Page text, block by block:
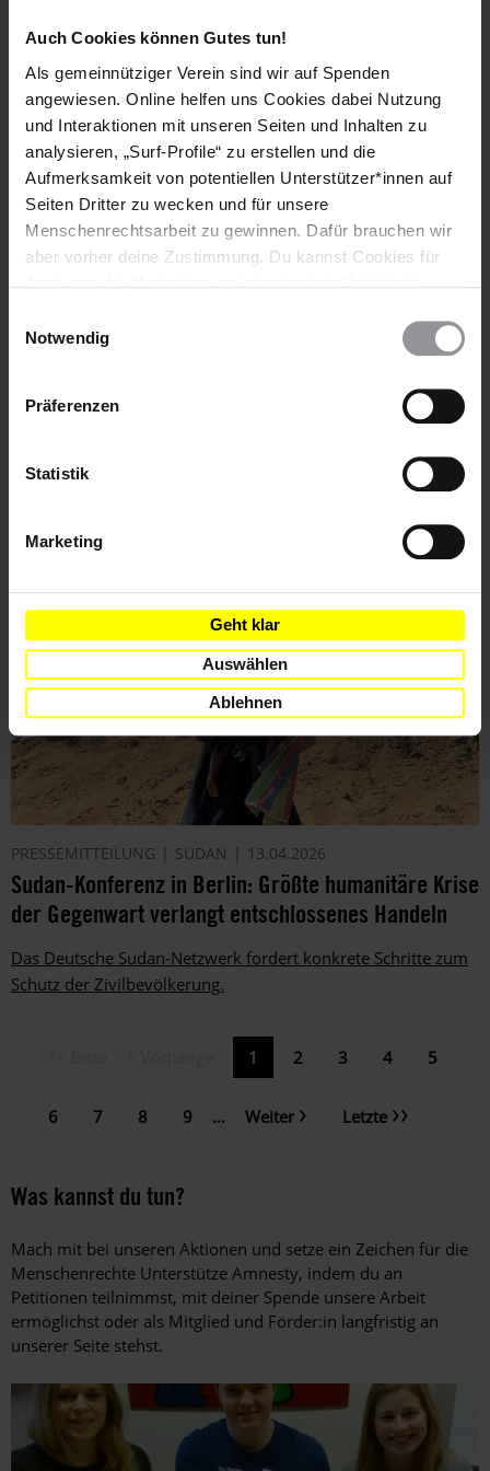
Auch Cookies können Gutes tun!
Als gemeinnütziger Verein sind wir auf Spenden
angewiesen. Online helfen uns Cookies dabei Nutzung
und Interaktionen mit unseren Seiten und Inhalten zu
analysieren, „Surf-Profile“ zu erstellen und die
Aufmerksamkeit von potentiellen Unterstützer*innen auf
Seiten Dritter zu wecken und für unsere
Menschenrechtsarbeit zu gewinnen. Dafür brauchen wir
aber vorher deine Zustimmung. Du kannst Cookies für
wieder ändern. Diesen Banner kannst Du über den Link
Notwendig
Präferenzen
Statistik
Marketing
Geht klar
Auswählen
Ablehnen
über systematische Gewalt, Völkermord-Vorwürfe und ein
Erlebnis, das ihn tief berührt hat.
AKTUELL ERFOLG
Wir freuen uns, euch wieder viele gute Nachrichten zu
PRESSEMITTEILUNG SUDAN 13.04.2026
Sudan-Konferenz in Berlin: Größte humanitäre Krise
der Gegenwart verlangt entschlossenes Handeln
Das Deutsche Sudan-Netzwerk fordert konkrete Schritte zum
Schutz der Zivilbevölkerung.
Aktuelle
Seite
1 Page
2 Page
3 Page
4 Page
5
Page
6 Page
7 Page
8 Page
9 …
Nächste
Weiter
Letzte
Letzte
Was kannst du tun?
Mach mit bei unseren Aktionen und setze ein Zeichen für die
Menschenrechte Unterstütze Amnesty, indem du an
Petitionen teilnimmst, mit deiner Spende unsere Arbeit
ermöglichst oder als Mitglied und Förder:in langfristig an
unserer Seite stehst.